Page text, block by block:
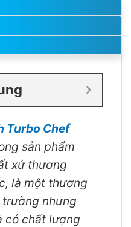
Turbo Chef
sản phẩm
xứ thương
là một thương
nhưng
có chất lượng